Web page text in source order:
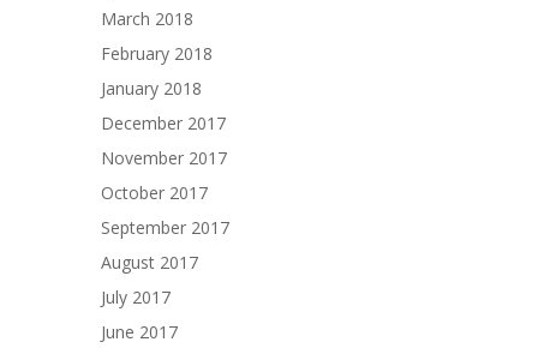
March 2018
February 2018
January 2018
December 2017
November 2017
October 2017
September 2017
August 2017
July 2017
June 2017